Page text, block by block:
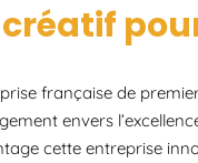
française de
envers
cette entreprise